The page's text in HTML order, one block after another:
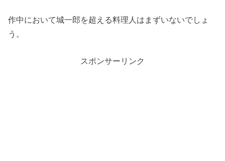
作中において城一郎を超える料理人はまずいないでしょ
う。
スポンサーリンク